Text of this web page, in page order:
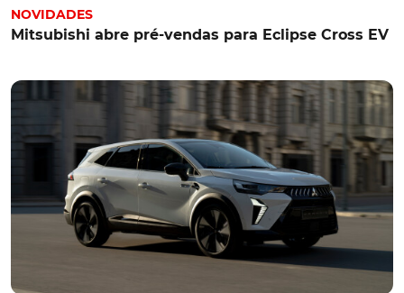
NOVIDADES
Mitsubishi abre pré-vendas para Eclipse Cross EV